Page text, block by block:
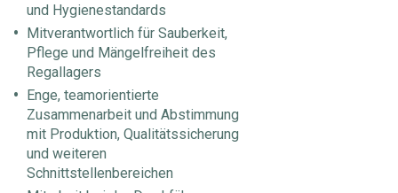
und Hygienestandards
Mitverantwortlich für Sauberkeit,
Pflege und Mängelfreiheit des
Regallagers
Enge, teamorientierte
Zusammenarbeit und Abstimmung
mit Produktion, Qualitätssicherung
und weiteren
Schnittstellenbereichen